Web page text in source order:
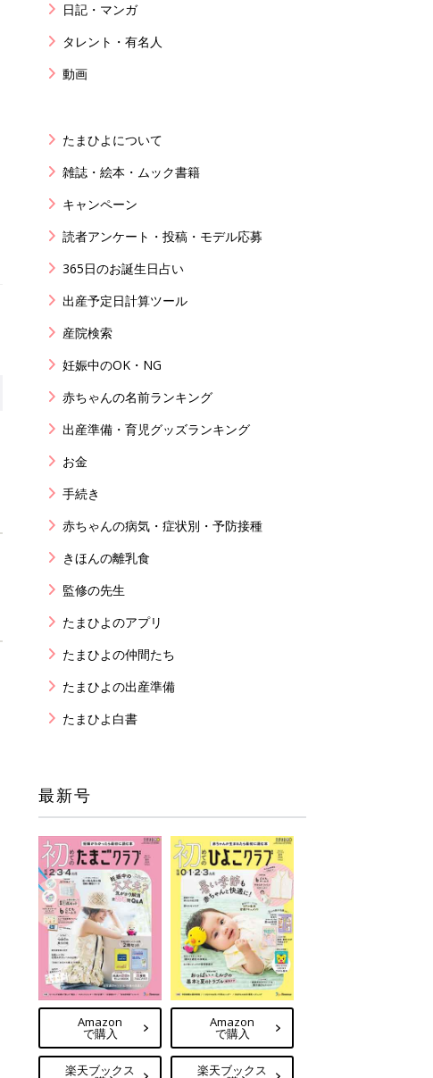
日記・マンガ
タレント・有名人
動画
たまひよについて
雑誌・絵本・ムック書籍
キャンペーン
読者アンケート・投稿・モデル応募
365日のお誕生日占い
出産予定日計算ツール
産院検索
妊娠中のOK・NG
赤ちゃんの名前ランキング
出産準備・育児グッズランキング
お金
手続き
赤ちゃんの病気・症状別・予防接種
きほんの離乳食
監修の先生
たまひよのアプリ
たまひよの仲間たち
たまひよの出産準備
たまひよ白書
最新号
Amazon
で購入
楽天ブックス
Amazon
で購入
楽天ブックス